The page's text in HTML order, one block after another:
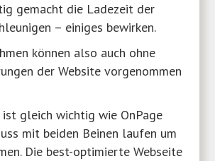
gemacht die Ladezeit der
– einiges bewirken.
können also auch ohne
der Website vorgenommen
ist gleich wichtig wie OnPage
mit beiden Beinen laufen um
Die best-optimierte Webseite